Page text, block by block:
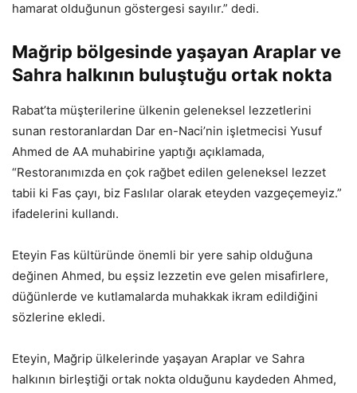
hamarat olduğunun göstergesi sayılır.” dedi.
Mağrip bölgesinde yaşayan Araplar ve
Sahra halkının buluştuğu ortak nokta
Rabat’ta müşterilerine ülkenin geleneksel lezzetlerini
sunan restoranlardan Dar en-Naci’nin işletmecisi Yusuf
Ahmed de AA muhabirine yaptığı açıklamada,
“Restoranımızda en çok rağbet edilen geleneksel lezzet
tabii ki Fas çayı, biz Faslılar olarak eteyden vazgeçemeyiz.”
ifadelerini kullandı.
Eteyin Fas kültüründe önemli bir yere sahip olduğuna
değinen Ahmed, bu eşsiz lezzetin eve gelen misafirlere,
düğünlerde ve kutlamalarda muhakkak ikram edildiğini
sözlerine ekledi.
Eteyin, Mağrip ülkelerinde yaşayan Araplar ve Sahra
halkının birleştiği ortak nokta olduğunu kaydeden Ahmed,